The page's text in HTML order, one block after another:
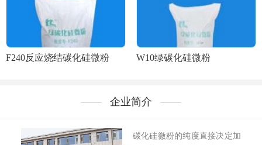
F240反应烧结碳化硅微粉 W10绿碳化硅微粉
企业简介
碳化硅微粉的纯度直接决定加